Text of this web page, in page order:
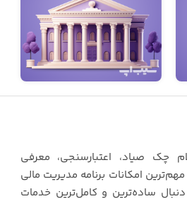
چک صیاد، اعتبارسنجی، معرفی
امکانات برنامه مدیریت مالی
به دنبال ساده‌ترین و کامل‌ترین خدمات